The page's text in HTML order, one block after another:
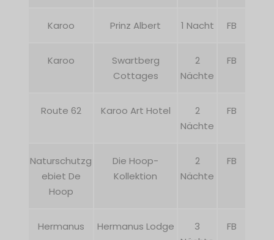
Karoo Prinz Albert 1 Nacht FB
Karoo
Swartberg
Cottages
2
Nächte
FB
Route 62 Karoo Art Hotel
2
Nächte
FB
Naturschutzg
ebiet De
Hoop
Die Hoop-
Kollektion
2
Nächte
FB
Hermanus Hermanus Lodge
3
FB